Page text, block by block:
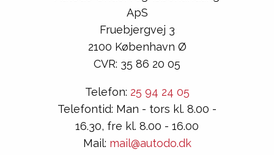
ApS
Fruebjergvej 3
2100 København Ø
CVR: 35 86 20 05
Telefon: 25 94 24 05
Telefontid: Man - tors kl. 8.00 -
16.30, fre kl. 8.00 - 16.00
Mail: mail@autodo.dk